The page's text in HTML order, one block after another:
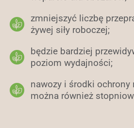
zmniejszyć liczbę
żywej siły roboczej;
będzie bardziej
poziom wydajności;
nawozy i środki ochrony
można również